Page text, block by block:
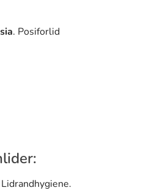
. Posiforlid